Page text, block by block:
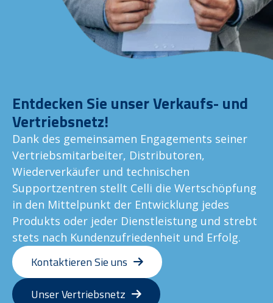
Entdecken Sie unser Verkaufs- und
Vertriebsnetz!
Dank des gemeinsamen Engagements seiner
Vertriebsmitarbeiter, Distributoren,
Wiederverkäufer und technischen
Supportzentren stellt Celli die Wertschöpfung
in den Mittelpunkt der Entwicklung jedes
Produkts oder jeder Dienstleistung und strebt
stets nach Kundenzufriedenheit und Erfolg.
Kontaktieren Sie uns
Unser Vertriebsnetz